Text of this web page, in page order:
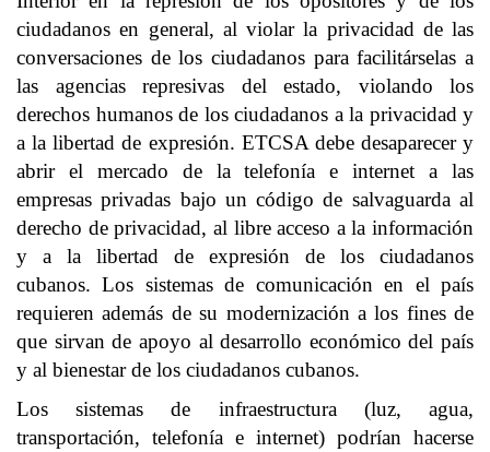
ciudadanos en general, al violar la privacidad de las
conversaciones de los ciudadanos para facilitárselas a
las agencias represivas del estado, violando los
derechos humanos de los ciudadanos a la privacidad y
a la libertad de expresión. ETCSA debe desaparecer y
abrir el mercado de la telefonía e internet a las
empresas privadas bajo un código de salvaguarda al
derecho de privacidad, al libre acceso a la información
y a la libertad de expresión de los ciudadanos
cubanos. Los sistemas de comunicación en el país
requieren además de su modernización a los fines de
que sirvan de apoyo al desarrollo económico del país
y al bienestar de los ciudadanos cubanos.
Los sistemas de infraestructura (luz, agua,
transportación, telefonía e internet) podrían hacerse